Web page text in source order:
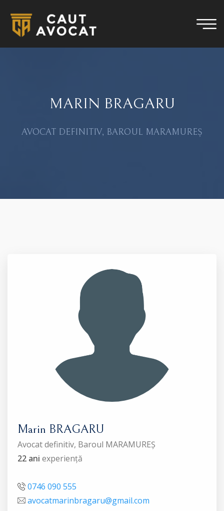
MARIN BRAGARU
AVOCAT DEFINITIV, BAROUL MARAMUREȘ
Marin BRAGARU
Avocat definitiv, Baroul MARAMUREȘ
22 ani experiență
0746 090 555
avocatmarinbragaru@gmail.com